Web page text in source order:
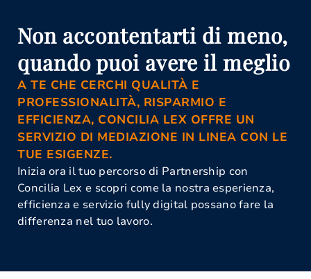
Lecce
Mediazione Obbligatoria Lecce
Organismo Di Mediazione Lecce
Non accontentarti di meno,
quando puoi avere il meglio
A TE CHE CERCHI QUALITÀ E
PROFESSIONALITÀ, RISPARMIO E
EFFICIENZA, CONCILIA LEX OFFRE UN
SERVIZIO DI MEDIAZIONE IN LINEA CON LE
TUE ESIGENZE.
Inizia ora il tuo percorso di Partnership con
Concilia Lex e scopri come la nostra esperienza,
efficienza e servizio fully digital possano fare la
differenza nel tuo lavoro.